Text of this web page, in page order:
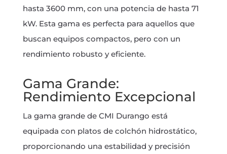
hasta 3600 mm, con una potencia de hasta 71
kW. Esta gama es perfecta para aquellos que
buscan equipos compactos, pero con un
rendimiento robusto y eficiente.
Gama Grande:
Rendimiento Excepcional
La gama grande de CMI Durango está
equipada con platos de colchón hidrostático,
proporcionando una estabilidad y precisión